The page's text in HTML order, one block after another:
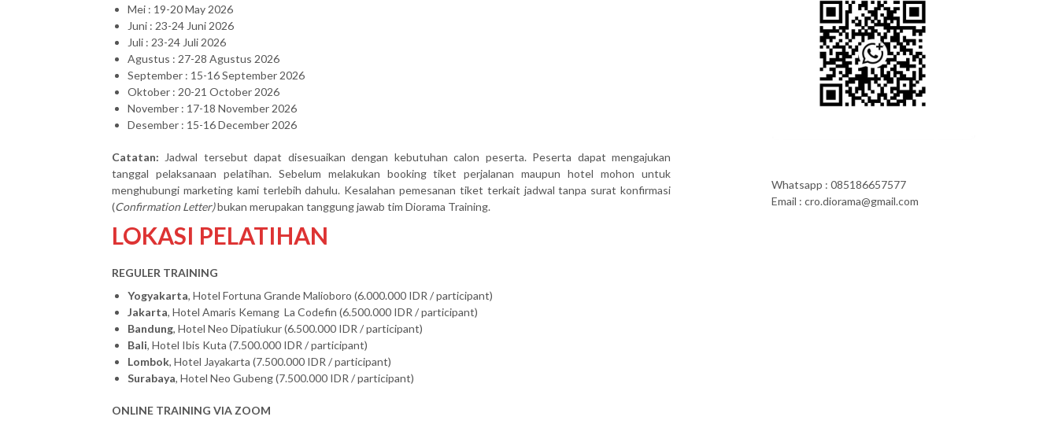
Mei : 19-20 May 2026
Juni : 23-24 Juni 2026
Juli : 23-24 Juli 2026
Agustus : 27-28 Agustus 2026
September : 15-16 September 2026
Oktober : 20-21 October 2026
November : 17-18 November 2026
Desember : 15-16 December 2026
Catatan: Jadwal tersebut dapat disesuaikan dengan kebutuhan calon peserta. Peserta dapat mengajukan
tanggal pelaksanaan pelatihan. Sebelum melakukan booking tiket perjalanan maupun hotel mohon untuk
menghubungi marketing kami terlebih dahulu. Kesalahan pemesanan tiket terkait jadwal tanpa surat konfirmasi
(Confirmation Letter)bukan merupakan tanggung jawab tim Diorama Training.
LOKASI PELATIHAN
REGULER TRAINING
Yogyakarta, Hotel Fortuna Grande Malioboro (6.000.000 IDR / participant)
Jakarta, Hotel Amaris Kemang La Codefin (6.500.000 IDR / participant)
Bandung, Hotel Neo Dipatiukur (6.500.000 IDR / participant)
Bali, Hotel Ibis Kuta (7.500.000 IDR / participant)
Lombok, Hotel Jayakarta (7.500.000 IDR / participant)
Surabaya, Hotel Neo Gubeng (7.500.000 IDR / participant)
ONLINE TRAINING VIA ZOOM
Whatsapp : 085186657577
Email : cro.diorama@gmail.com